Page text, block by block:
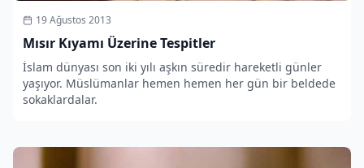
19 Ağustos 2013
Mısır Kıyamı Üzerine Tespitler
İslam dünyası son iki yılı aşkın süredir hareketli günler
yaşıyor. Müslümanlar hemen hemen her gün bir beldede
sokaklardalar.